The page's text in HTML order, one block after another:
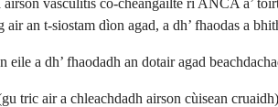
air an t-siostam dìon agad, a dh’ fhaodas a
eile a dh’ fhaodadh an dotair agad
tric air a chleachdadh airson cùisean cruaidh)